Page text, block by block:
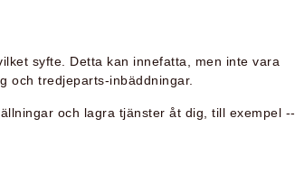
syfte. Detta kan innefatta, men inte vara
och tredjeparts-inbäddningar.
och lagra tjänster åt dig, till exempel --